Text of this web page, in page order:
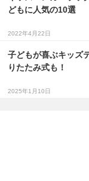
どもに人気の10選
2022年4月22日
子どもが喜ぶキッズ
りたたみ式も！
2025年1月10日